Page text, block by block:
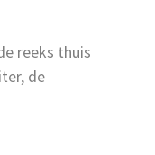
reeks thuis
de